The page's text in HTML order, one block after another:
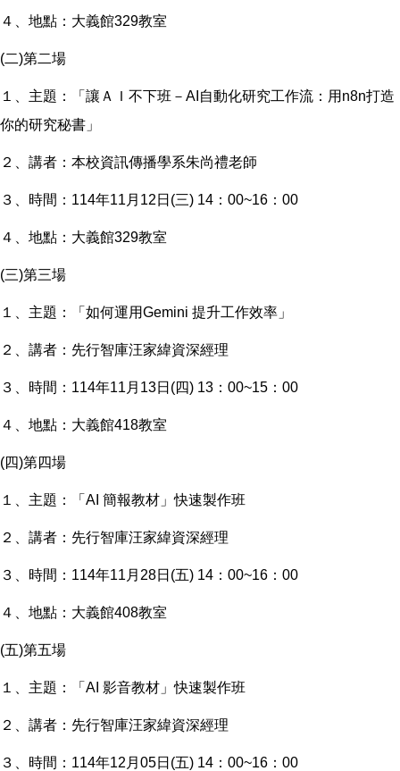
４、地點：大義館329教室
(二)第二場
１、主題：「讓ＡＩ不下班－AI自動化研究工作流：用n8n打造
你的研究秘書」
２、講者：本校資訊傳播學系朱尚禮老師
３、時間：114年11月12日(三) 14：00~16：00
４、地點：大義館329教室
(三)第三場
１、主題：「如何運用Gemini 提升工作效率」
２、講者：先行智庫汪家緯資深經理
３、時間：114年11月13日(四) 13：00~15：00
４、地點：大義館418教室
(四)第四場
１、主題：「AI 簡報教材」快速製作班
２、講者：先行智庫汪家緯資深經理
３、時間：114年11月28日(五) 14：00~16：00
４、地點：大義館408教室
(五)第五場
１、主題：「AI 影音教材」快速製作班
２、講者：先行智庫汪家緯資深經理
３、時間：114年12月05日(五) 14：00~16：00